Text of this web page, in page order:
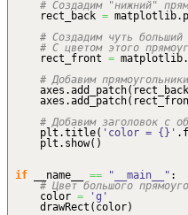
# Создадим "нижний"
rect_back = matplotlib.
# Создадим чуть больший
# С цветом этого
rect_front = matplotlib.
# Добавим
axes.add_patch( rect_back
axes.add_patch(
# Добавим заголовок с
plt.title( 'color = {}' .
plt. show( )
if __name__ == "__main__" :
# Цвет большого
color =
'g'
drawRect ( color)